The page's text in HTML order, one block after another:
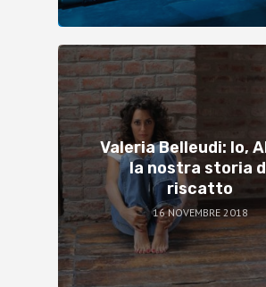
Valeria Belleudi: Io,
la nostra storia
riscatto
16 NOVEMBRE 2018